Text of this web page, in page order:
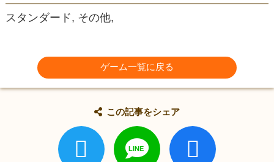
スタンダード, その他,
ゲーム一覧に戻る
この記事をシェア